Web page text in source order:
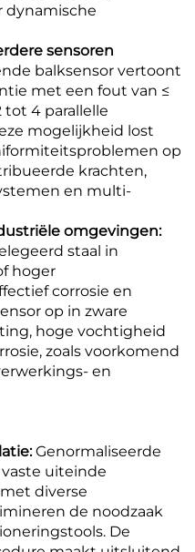
dynamische
sensoren
balksensor vertoont
met een fout van ≤
tot 4 parallelle
mogelijkheid lost
op
krachten,
en multi-
omgevingen:
staal in
hoger
corrosie en
op in zware
hoge vochtigheid
zoals voorkomend
en
Genormaliseerde
uiteinde
diverse
de noodzaak
De